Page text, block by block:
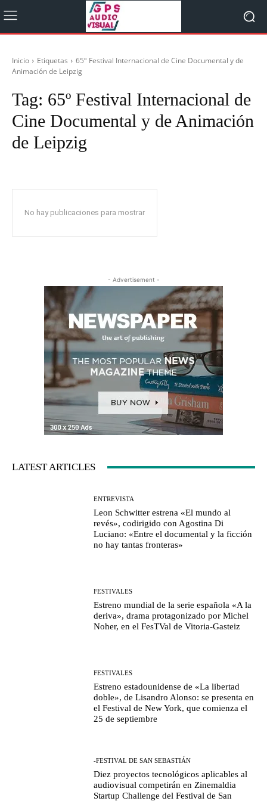
Inicio Etiquetas
65º Festival Internacional de Cine Documental y de
Animación de Leipzig
Tag: 65º Festival Internacional de
Cine Documental y de Animación
de Leipzig
No hay publicaciones para mostrar
- Advertisement -
LATEST ARTICLES
ENTREVISTA
Leon Schwitter estrena «El mundo al
revés», codirigido con Agostina Di
Luciano: «Entre el documental y la ficción
no hay tantas fronteras»
FESTIVALES
Estreno mundial de la serie española «A la
deriva», drama protagonizado por Michel
Noher, en el FesTVal de Vitoria-Gasteiz
FESTIVALES
Estreno estadounidense de «La libertad
doble», de Lisandro Alonso: se presenta en
el Festival de New York, que comienza el
25 de septiembre
-FESTIVAL DE SAN SEBASTIÁN
Diez proyectos tecnológicos aplicables al
audiovisual competirán en Zinemaldia
Startup Challenge del Festival de San